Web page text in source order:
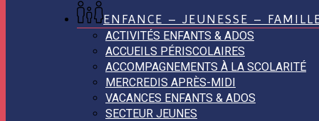
ENFANCE – JEUNESSE –
ACTIVITÉS ENFANTS & ADOS
ACCUEILS PÉRISCOLAIRES
ACCOMPAGNEMENTS À LA SCOLARITÉ
MERCREDIS APRÈS-MIDI
VACANCES ENFANTS & ADOS
SECTEUR JEUNES